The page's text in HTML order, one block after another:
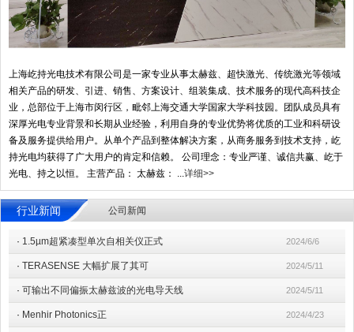
上海屹持光电技术有限公司是一家专业从事太赫兹、超快激光、传统激光等领域
相关产品的研发、引进、销售、方案设计、组装集成、技术服务的现代高科技企
业，总部位于上海市闵行区，毗邻上海交通大学国家大学科技园。团队成员具有
深厚光电专业背景和长期从业经验，利用自身的专业优势将优质的工业和科研设
备及服务提供给用户。从单个产品到整体解决方案，从商务服务到技术支持，屹
持光电均获得了广大用户的肯定和信赖。 公司理念：专业严谨、诚信共赢、屹于
光电、持之以恒。 主营产品： 太赫兹： ... 详细>>
行业新闻 公司新闻
· 1.5µm超紧凑型单次自相关仪正式 2024/6/6
· TERASENSE 大幅扩展了其可 2024/5/11
· 可输出不同偏振太赫兹波的光电导天线 2024/5/11
· Menhir Photonics正 2024/4/23